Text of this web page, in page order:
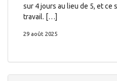
sur 4 jours au lieu de 5, et ce
travail. […]
29 août 2025